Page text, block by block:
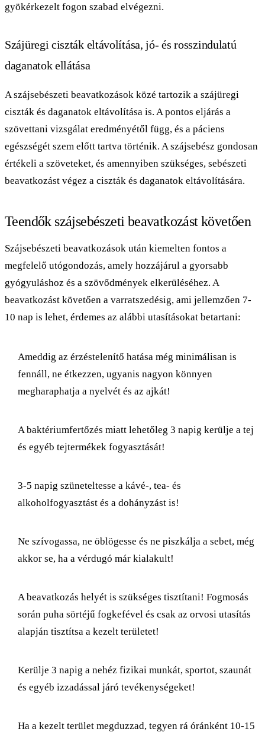
gyökérkezelt fogon szabad elvégezni.
Szájüregi ciszták eltávolítása, jó- és rosszindulatú
daganatok ellátása
A szájsebészeti beavatkozások közé tartozik a szájüregi
ciszták és daganatok eltávolítása is. A pontos eljárás a
szövettani vizsgálat eredményétől függ, és a páciens
egészségét szem előtt tartva történik. A szájsebész gondosan
értékeli a szöveteket, és amennyiben szükséges, sebészeti
beavatkozást végez a ciszták és daganatok eltávolítására.
Teendők szájsebészeti beavatkozást követően
Szájsebészeti beavatkozások után kiemelten fontos a
megfelelő utógondozás, amely hozzájárul a gyorsabb
gyógyuláshoz és a szövődmények elkerüléséhez. A
beavatkozást követően a varratszedésig, ami jellemzően 7-
10 nap is lehet, érdemes az alábbi utasításokat betartani:
Ameddig az érzéstelenítő hatása még minimálisan is
fennáll, ne étkezzen, ugyanis nagyon könnyen
megharaphatja a nyelvét és az ajkát!
A baktériumfertőzés miatt lehetőleg 3 napig kerülje a tej
és egyéb tejtermékek fogyasztását!
3-5 napig szüneteltesse a kávé-, tea- és
alkoholfogyasztást és a dohányzást is!
Ne szívogassa, ne öblögesse és ne piszkálja a sebet, még
akkor se, ha a vérdugó már kialakult!
A beavatkozás helyét is szükséges tisztítani! Fogmosás
során puha sörtéjű fogkefével és csak az orvosi utasítás
alapján tisztítsa a kezelt területet!
Kerülje 3 napig a nehéz fizikai munkát, sportot, szaunát
és egyéb izzadással járó tevékenységeket!
Ha a kezelt terület megduzzad, tegyen rá óránként 10-15